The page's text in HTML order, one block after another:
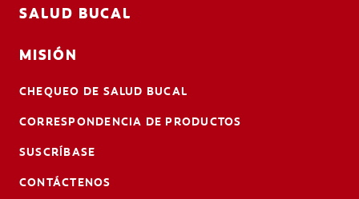
SALUD BUCAL
MISIÓN
CHEQUEO DE SALUD BUCAL
CORRESPONDENCIA DE PRODUCTOS
SUSCRÍBASE
CONTÁCTENOS